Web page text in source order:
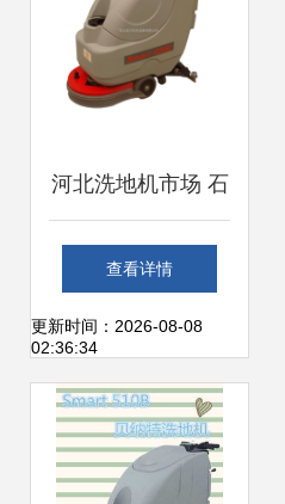
河北洗地机市场 石
家庄与秦皇岛的清
洁革命
查看详情
更新时间：2026-08-08
02:36:34